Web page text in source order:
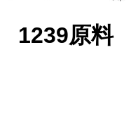
1239原料